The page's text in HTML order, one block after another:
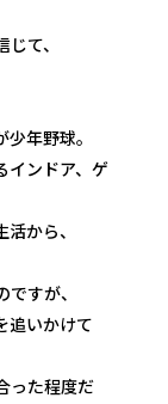
て、
年野球。
インドア、ゲ
から、
すが、
追いかけて
った程度だ